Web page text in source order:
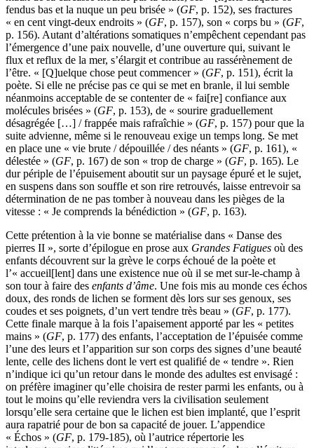
fendus bas et la nuque un peu brisée » (GF, p. 152), ses fractures
« en cent vingt-deux endroits » (GF, p. 157), son « corps bu » (GF,
p. 156). Autant d’altérations somatiques n’empêchent cependant pas
l’émergence d’une paix nouvelle, d’une ouverture qui, suivant le
flux et reflux de la mer, s’élargit et contribue au rassérènement de
l’être. « [Q]uelque chose peut commencer » (GF, p. 151), écrit la
poète. Si elle ne précise pas ce qui se met en branle, il lui semble
néanmoins acceptable de se contenter de « fai[re] confiance aux
molécules brisées » (GF, p. 153), de « sourire graduellement
désagrégée […] / frappée mais rafraîchie » (GF, p. 157) pour que la
suite advienne, même si le renouveau exige un temps long. Se met
en place une « vie brute / dépouillée / des néants » (GF, p. 161), «
délestée » (GF, p. 167) de son « trop de charge » (GF, p. 165). Le
dur périple de l’épuisement aboutit sur un paysage épuré et le sujet,
en suspens dans son souffle et son rire retrouvés, laisse entrevoir sa
détermination de ne pas tomber à nouveau dans les pièges de la
vitesse : « Je comprends la bénédiction » (GF, p. 163).
Cette prétention à la vie bonne se matérialise dans « Danse des
pierres II », sorte d’épilogue en prose aux Grandes Fatigues où des
enfants découvrent sur la grève le corps échoué de la poète et
l’« accueil[lent] dans une existence nue où il se met sur-le-champ à
son tour à faire des enfants d’âme. Une fois mis au monde ces échos
doux, des ronds de lichen se forment dès lors sur ses genoux, ses
coudes et ses poignets, d’un vert tendre très beau » (GF, p. 177).
Cette finale marque à la fois l’apaisement apporté par les « petites
mains » (GF, p. 177) des enfants, l’acceptation de l’épuisée comme
l’une des leurs et l’apparition sur son corps des signes d’une beauté
lente, celle des lichens dont le vert est qualifié de « tendre ». Rien
n’indique ici qu’un retour dans le monde des adultes est envisagé :
on préfère imaginer qu’elle choisira de rester parmi les enfants, ou à
tout le moins qu’elle reviendra vers la civilisation seulement
lorsqu’elle sera certaine que le lichen est bien implanté, que l’esprit
aura rapatrié pour de bon sa capacité de jouer. L’appendice
« Échos » (GF, p. 179-185), où l’autrice répertorie les